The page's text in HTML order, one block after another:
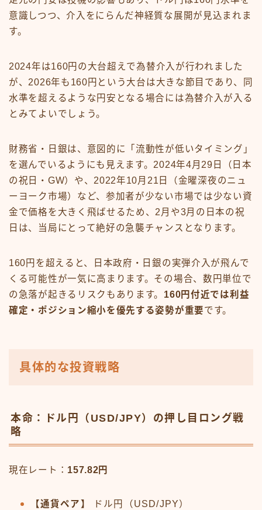
意識しつつ、介入をにらんだ神経質な展開が見込まれま
す。
2024年は160円の大台超えで為替介入が行われました
が、2026年も160円という大台は大きな節目であり、同
水準を超えるような円安となる場合には為替介入が入る
とみてよいでしょう。
財務省・日銀は、意図的に「流動性が低いタイミング」
を選んでいるようにも見えます。2024年4月29日（日本
の祝日・GW）や、2022年10月21日（金曜深夜のニュ
ーヨーク市場）など、参加者が少ない市場では少ない資
金で価格を大きく飛ばせるため、2月や3月の日本の祝
日は、当局にとって絶好の急襲チャンスとなります。
160円を超えると、日本政府・日銀の実弾介入が飛んで
くる可能性が一気に高まります。その場合、数円単位で
の急落が起きるリスクもあります。 160円付近では利益
確定・ポジション縮小を優先する姿勢が重要です。
具体的な投資戦略
本命：ドル円（USD/JPY）の押し目ロング戦
略
現在レート： 157.82円
【通貨ペア】
ドル円（USD/JPY）